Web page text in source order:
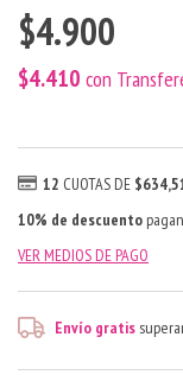
$4.900
$4.410 con
12 CUOTAS DE
10% de descuento
VER MEDIOS DE PAGO
Envío gratis